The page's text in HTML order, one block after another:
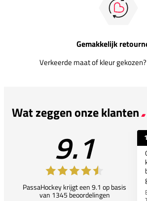
Gemakkelijk
Verkeerde maat of kleur
Wat zeggen onze klanten
9.1
PassaHockey krijgt een 9.1 op basis
van 1345 beoordelingen